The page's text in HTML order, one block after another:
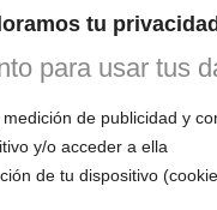
tu
para usar tus
de publicidad y
y/o acceder a ella
de tu dispositivo
u otras
de estos
el trabajo de la voz
todo el mundo.